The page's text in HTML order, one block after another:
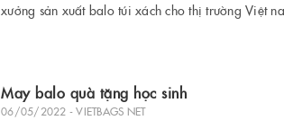
xưởng sản xuất balo túi xách cho thị trường Việt
May balo quà tặng học sinh
06/05/2022 - VIETBAGS NET